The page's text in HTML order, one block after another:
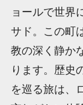
ョールで世界
サド。この町
教の深く静か
ります。歴史
を巡る旅は、